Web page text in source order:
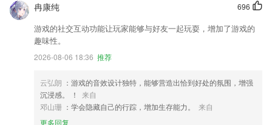
696
冉康纯
游戏的社交互动功能让玩家能够与好友一起玩耍，增加了游戏的
趣味性。
2026-08-06 18:36 推荐
云弘朗 ：游戏的音效设计独特，能够营造出恰到好处的氛围，增强
沉浸感。 ！
来自
邓山珊 ：学会隐藏自己的行踪，增加生存能力。
来自
更多回复